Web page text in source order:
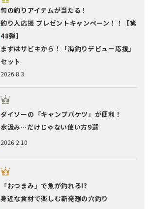
2026.8.3
旬の釣りアイテムが当たる！
釣り人応援 プレゼントキャンペーン！！【第
48弾】
まずはサビキから！「海釣りデビュー応援」
セット
2026.2.10
ダイソーの「キャンプバケツ」が便利！
水汲み…だけじゃない使い方9選
「おつまみ」で魚が釣れる!?
身近な食材で楽しむ新発想の穴釣り